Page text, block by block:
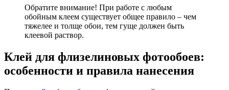
Обратите внимание! При работе с любым
обойным клеем существует общее правило – чем
тяжелее и толще обои, тем гуще должен быть
клеевой раствор.
Клей для флизелиновых фотообоев:
особенности и правила нанесения